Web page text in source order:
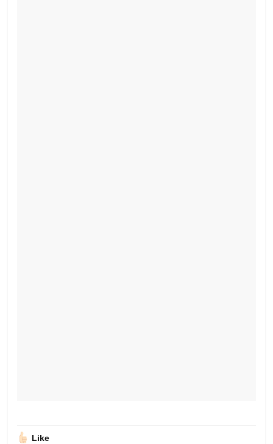
Like